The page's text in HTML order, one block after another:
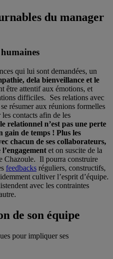
du manager
qui lui sont demandées, un
dela bienveillance et le
être attentif aux émotions, et
difficiles. Ses relations avec
résumer aux réunions formelles
contacts afin de les
relationnel n’est pas une perte
gain de temps ! Plus les
chacun de ses collaborateurs,
et on suscite de la
Chazoule. Il pourra construire
feedbacks réguliers, constructifs,
cultiver l’esprit d’équipe.
avec les contraintes
de son équipe
pour impliquer ses